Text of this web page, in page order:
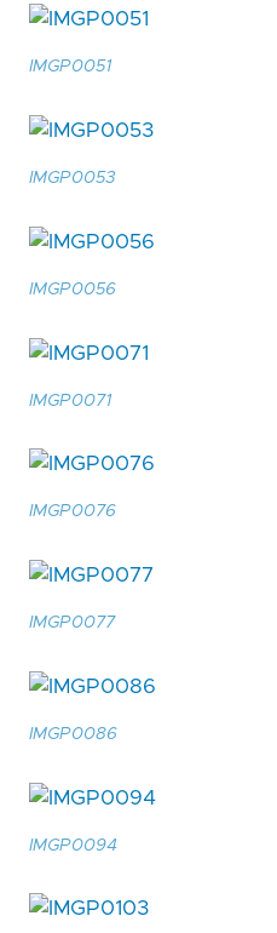
IMGP0051
IMGP0053
IMGP0056
IMGP0071
IMGP0076
IMGP0077
IMGP0086
IMGP0094